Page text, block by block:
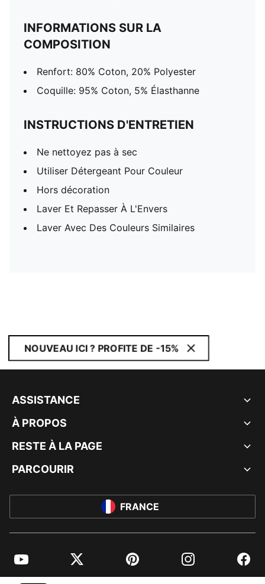
INFORMATIONS SUR LA
COMPOSITION
Renfort: 80% Coton, 20% Polyester
Coquille: 95% Coton, 5% Élasthanne
INSTRUCTIONS D'ENTRETIEN
Ne nettoyez pas à sec
Utiliser Détergeant Pour Couleur
Hors décoration
Laver Et Repasser À L'Envers
Laver Avec Des Couleurs Similaires
NOUVEAU ICI ? PROFITE DE -15%
ASSISTANCE
À PROPOS
RESTE À LA PAGE
PARCOURIR
FRANCE
YouTube Twitter Pinterest Instagram